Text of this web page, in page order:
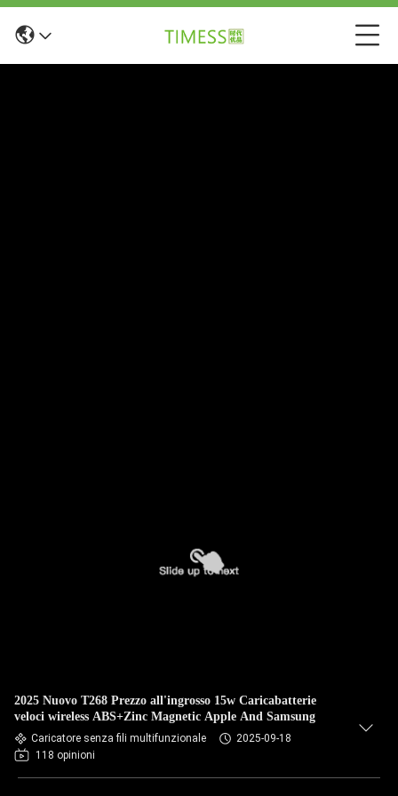
2025 Nuovo T268 Prezzo all'ingrosso 15w Caricabatterie
veloci wireless ABS+Zinc Magnetic Apple And Samsung
Caricatore senza fili multifunzionale
2025-09-18
118 opinioni